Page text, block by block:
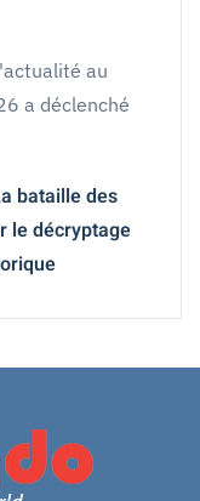
au
a déclenché
bataille des
le décryptage